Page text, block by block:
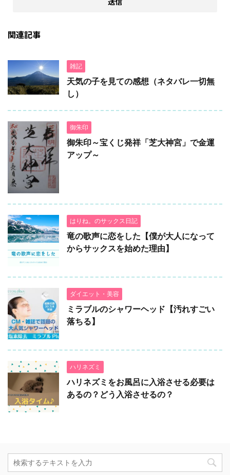
関連記事
雑記
天気の子を見ての感想（ネタバレ一切無
し）
御朱印
御朱印～宝くじ発祥「芝大神宮」で金運
アップ～
はりね。のサックス日記
竜の歌声に恋をした【僕が大人になって
からサックスを始めた理由】
ダイエット・美容
ミラブルのシャワーヘッド【汚れすごい
落ちる】
ハリネズミ
ハリネズミをお風呂に入浴させる必要は
あるの？どう入浴させるの？